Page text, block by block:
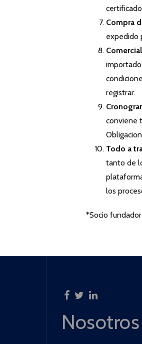
Compra
expedido
registrar.
conviene
Todo a
tanto de
los
*Socio
Nosotros